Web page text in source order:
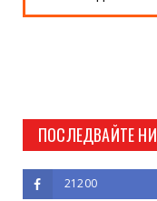
ПОСЛЕДВАЙТЕ НИ
21200